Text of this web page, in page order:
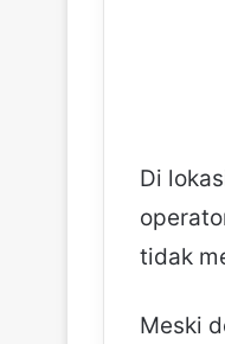
Di
tidak
Meski